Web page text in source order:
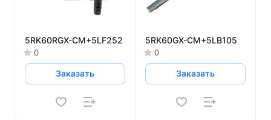
5RK60RGX-CM+5LF252
0
Заказать
5RK60GX-CM+5LB105
0
Заказать